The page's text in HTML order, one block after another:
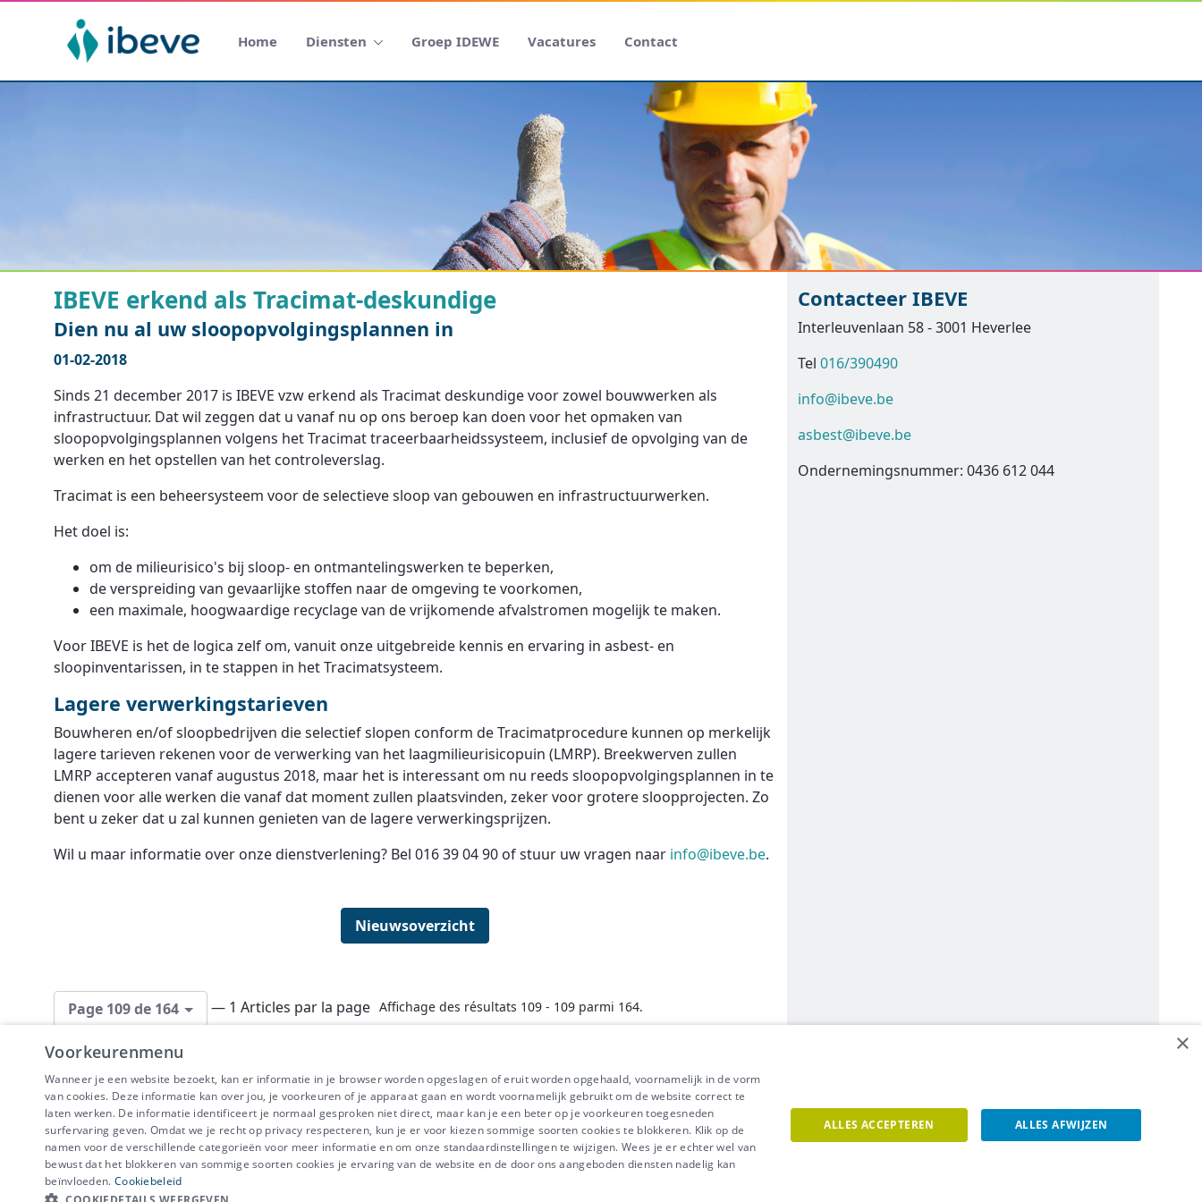
Home Diensten Groep IDEWE Vacatures Contact
IBEVE erkend als Tracimat-deskundige
Dien nu al uw sloopopvolgingsplannen in
01-02-2018
Sinds 21 december 2017 is IBEVE vzw erkend als Tracimat deskundige voor zowel bouwwerken als
infrastructuur. Dat wil zeggen dat u vanaf nu op ons beroep kan doen voor het opmaken van
sloopopvolgingsplannen volgens het Tracimat traceerbaarheidssysteem, inclusief de opvolging van de
werken en het opstellen van het controleverslag.
Tracimat is een beheersysteem voor de selectieve sloop van gebouwen en infrastructuurwerken.
Het doel is:
om de milieurisico's bij sloop- en ontmantelingswerken te beperken,
de verspreiding van gevaarlijke stoffen naar de omgeving te voorkomen,
een maximale, hoogwaardige recyclage van de vrijkomende afvalstromen mogelijk te maken.
Voor IBEVE is het de logica zelf om, vanuit onze uitgebreide kennis en ervaring in asbest- en
sloopinventarissen, in te stappen in het Tracimatsysteem.
Lagere verwerkingstarieven
Bouwheren en/of sloopbedrijven die selectief slopen conform de Tracimatprocedure kunnen op merkelijk
lagere tarieven rekenen voor de verwerking van het laagmilieurisicopuin (LMRP). Breekwerven zullen
LMRP accepteren vanaf augustus 2018, maar het is interessant om nu reeds sloopopvolgingsplannen in te
dienen voor alle werken die vanaf dat moment zullen plaatsvinden, zeker voor grotere sloopprojecten. Zo
bent u zeker dat u zal kunnen genieten van de lagere verwerkingsprijzen.
Wil u maar informatie over onze dienstverlening? Bel 016 39 04 90 of stuur uw vragen naar info@ibeve.be.
Nieuwsoverzicht
Page 109 de 164 — 1 Articles par la page Affichage des résultats 109 - 109 parmi 164.
Contacteer IBEVE
Interleuvenlaan 58 - 3001 Heverlee
Tel 016/390490
info@ibeve.be
asbest@ibeve.be
Ondernemingsnummer: 0436 612 044
IBEVE maakt deel uit van Groep IDEWE
Disclaimer-Privacy- Cookiebeleid
Meer vragen? Neem meteen contact op.
×
Voorkeurenmenu
Wanneer je een website bezoekt, kan er informatie in je browser worden opgeslagen of eruit worden opgehaald, voornamelijk in de vorm
van cookies. Deze informatie kan over jou, je voorkeuren of je apparaat gaan en wordt voornamelijk gebruikt om de website correct te
laten werken. De informatie identificeert je normaal gesproken niet direct, maar kan je een beter op je voorkeuren toegesneden
surfervaring geven. Omdat we je recht op privacy respecteren, kun je er voor kiezen sommige soorten cookies te blokkeren. Klik op de
namen voor de verschillende categorieën voor meer informatie en om onze standaardinstellingen te wijzigen. Wees je er echter wel van
bewust dat het blokkeren van sommige soorten cookies je ervaring van de website en de door ons aangeboden diensten nadelig kan
beïnvloeden. Cookiebeleid
ALLES ACCEPTEREN ALLES AFWIJZEN